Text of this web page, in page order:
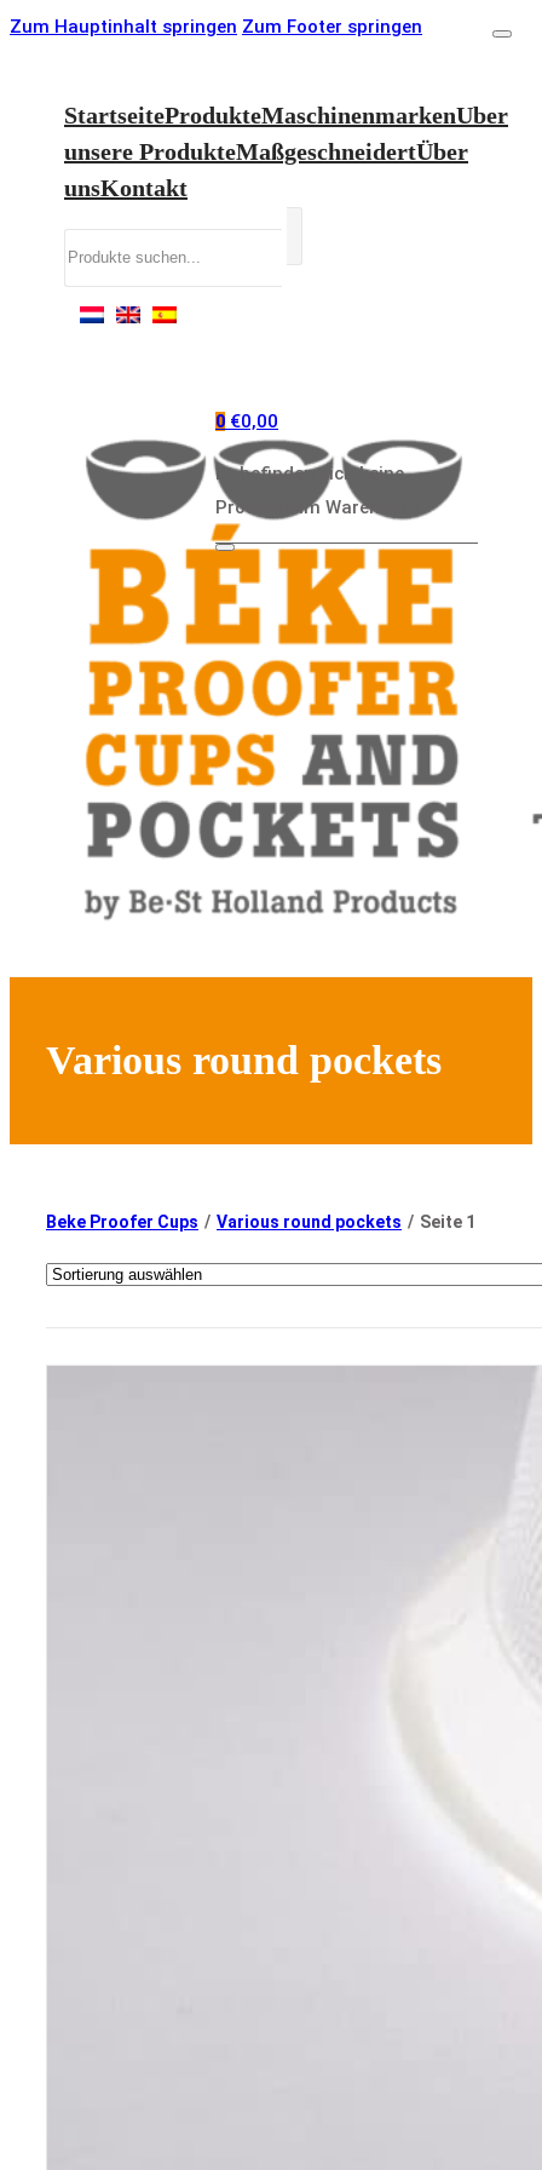
Zum Hauptinhalt springen Zum Footer springen
StartseiteProdukteMaschinenmarkenUber
unsere ProdukteMaßgeschneidertÜber
unsKontakt
0 €0,00
Es befinden sich keine
Produkte im Warenkorb.
Various round pockets
Beke Proofer Cups / Various round pockets / Seite 1